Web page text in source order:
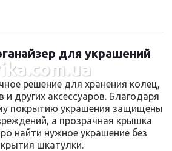
для украшений
решение для хранения колец,
и других аксессуаров. Благодаря
покрытию украшения защищены
а прозрачная крышка
найти нужное украшение без
шкатулки.